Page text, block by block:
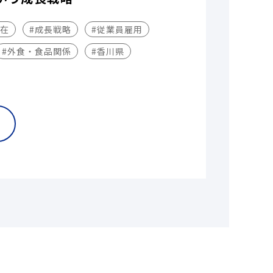
#成長戦略
#従業員雇用
#外食・食品関係
#香川県